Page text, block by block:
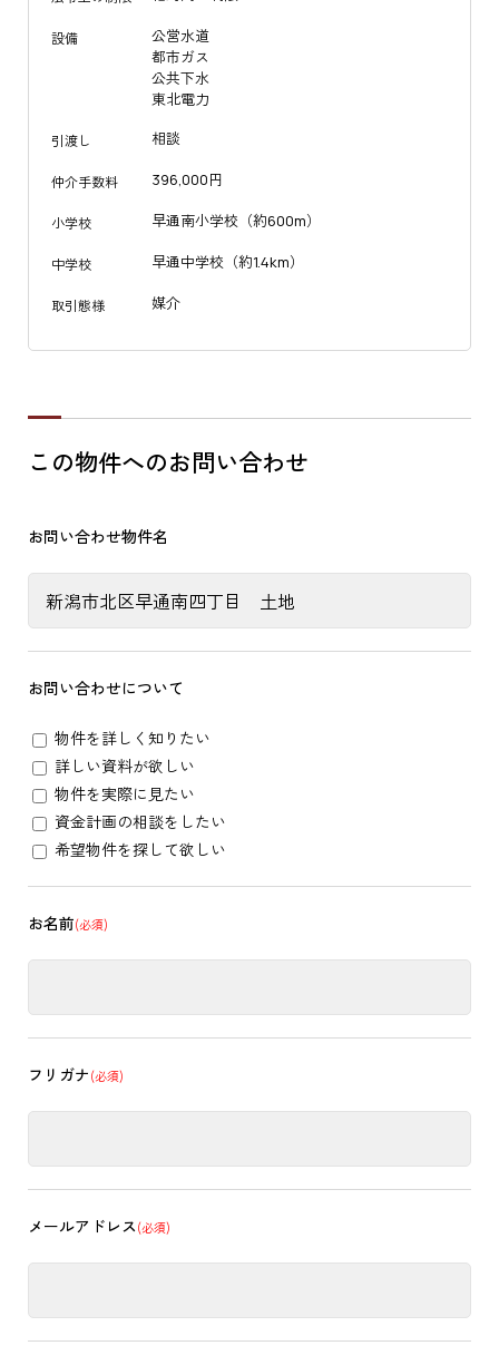
設備
公営水道
都市ガス
公共下水
東北電力
引渡し 相談
仲介手数料 396,000円
小学校 早通南小学校（約600m）
中学校 早通中学校（約1.4km）
取引態様 媒介
この物件へのお問い合わせ
お問い合わせ物件名
お問い合わせについて
物件を詳しく知りたい
詳しい資料が欲しい
物件を実際に見たい
資金計画の相談をしたい
希望物件を探して欲しい
お名前(必須)
フリガナ(必須)
メールアドレス(必須)